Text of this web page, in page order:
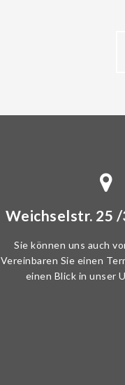
Weichselstr. 25 /
Sie können uns auch
Vereinbaren Sie einen
einen Blick in unser